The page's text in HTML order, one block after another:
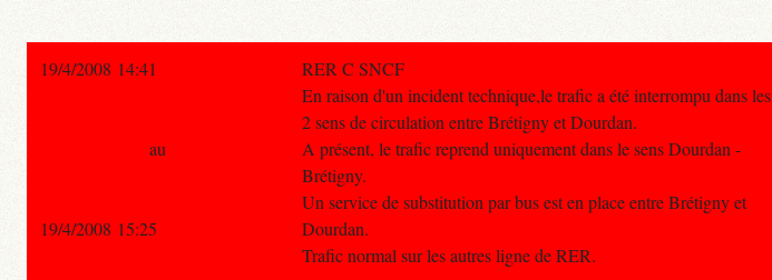
19/4/2008 14:41
RER C SNCF
En raison d'un incident technique,le trafic a été interrompu dans les
2 sens de circulation entre Brétigny et Dourdan.
A présent, le trafic reprend uniquement dans le sens Dourdan -
Brétigny.
Un service de substitution par bus est en place entre Brétigny et
Dourdan.
Trafic normal sur les autres ligne de RER.
au
19/4/2008 15:25